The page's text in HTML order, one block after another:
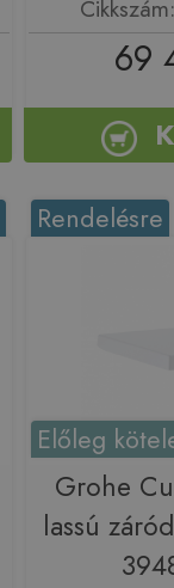
69
Rendelésre
Előleg
Grohe
lassú